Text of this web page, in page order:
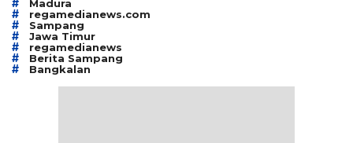
# Madura
# regamedianews.com
# Sampang
# Jawa Timur
# regamedianews
# Berita Sampang
# Bangkalan